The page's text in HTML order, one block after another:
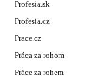
Profesia.sk
Profesia.cz
Prace.cz
Práca za rohom
Práce za rohem